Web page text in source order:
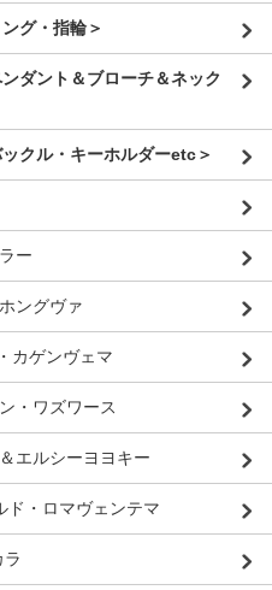
グ・指輪＞
ダント＆ブローチ＆ネック
クル・キーホルダーetc＞
ー
ングヴァ
カゲンヴェマ
・ワズワース
エルシーヨヨキー
ド・ロマヴェンテマ